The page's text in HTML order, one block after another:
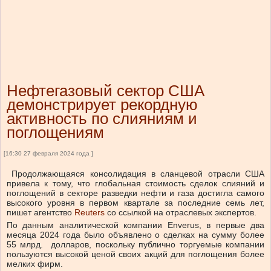
Нефтегазовый сектор США
демонстрирует рекордную
активность по слияниям и
поглощениям
[16:30 27 февраля 2024 года ]
Продолжающаяся консолидация в сланцевой отрасли США
привела к тому, что глобальная стоимость сделок слияний и
поглощений в секторе разведки нефти и газа достигла самого
высокого уровня в первом квартале за последние семь лет,
пишет агентство Reuters со ссылкой на отраслевых экспертов.
По данным аналитической компании Enverus, в первые два
месяца 2024 года было объявлено о сделках на сумму более
55 млрд. долларов, поскольку публично торгуемые компании
пользуются высокой ценой своих акций для поглощения более
мелких фирм.